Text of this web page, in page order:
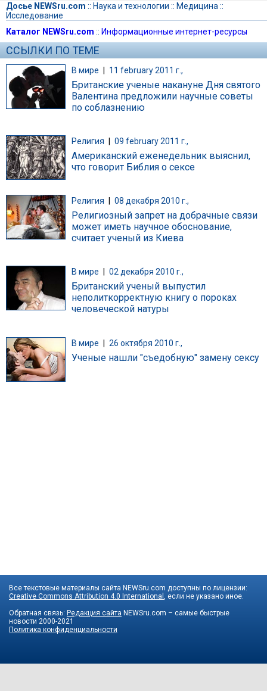
Досье NEWSru.com :: Наука и технологии :: Медицина ::
Исследование
Каталог NEWSru.com :: Информационные интернет-ресурсы
ССЫЛКИ ПО ТЕМЕ
В мире | 11 february 2011 г.,
Британские ученые накануне Дня святого
Валентина предложили научные советы
по соблазнению
Религия 09 february 2011 г.,
Американский еженедельник выяснил,
что говорит Библия о сексе
Религия 08 декабря 2010 г.,
Религиозный запрет на добрачные связи
может иметь научное обоснование,
считает ученый из Киева
В мире 02 декабря 2010 г.,
Британский ученый выпустил
неполиткорректную книгу о пороках
человеческой натуры
В мире | 26 октября 2010 г.,
Ученые нашли "съедобную" замену сексу
Все текстовые материалы сайта NEWSru.com доступны по лицензии:
Creative Commons Attribution 4.0 International
, если не указано иное.
Обратная связь: Редакция сайта NEWSru.com – самые быстрые
новости 2000-2021
Политика конфиденциальности